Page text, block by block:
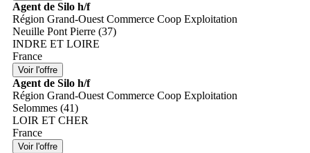
Agent de Silo h/f
Région Grand-Ouest Commerce Coop Exploitation
Neuille Pont Pierre (37)
INDRE ET LOIRE
France
Agent de Silo h/f
Région Grand-Ouest Commerce Coop Exploitation
Selommes (41)
LOIR ET CHER
France